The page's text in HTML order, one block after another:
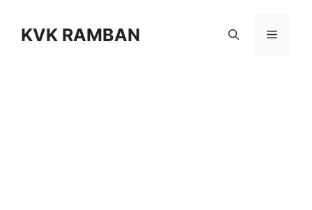
KVK RAMBAN